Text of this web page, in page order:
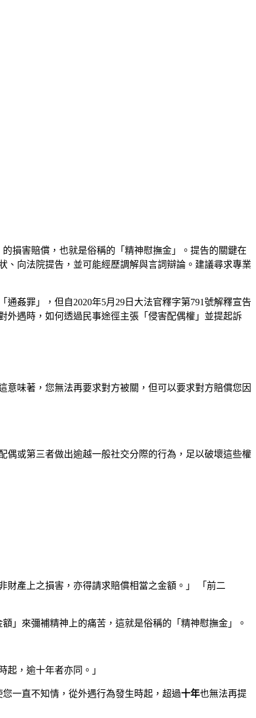
損害賠償，也就是俗稱的「精神慰撫金」。提告的關鍵在
、向法院提告，並可能經歷調解與言詞辯論。建議尋求專業
姦罪」，但自2020年5月29日大法官釋字第791號解釋宣告
外遇時，如何透過民事途徑主張「侵害配偶權」並提起訴
味著，您無法再要求對方被關，但可以要求對方賠償您因
偶或第三者做出逾越一般社交分際的行為，足以破壞這些權
財產上之損害，亦得請求賠償相當之金額。」 「前二
」來彌補精神上的痛苦，這就是俗稱的「精神慰撫金」。
起，逾十年者亦同。」
一直不知情，從外遇行為發生時起，超過十年也無法再提